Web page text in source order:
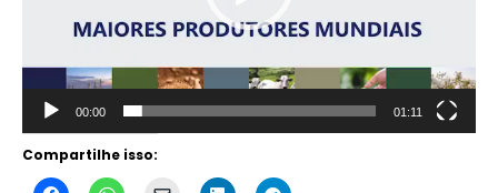
00:00 01:11
Compartilhe isso: